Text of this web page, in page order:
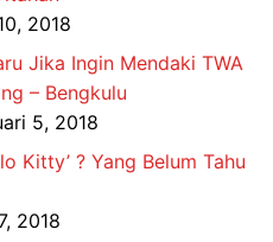
2018
Jika Ingin Mendaki TWA
– Bengkulu
5, 2018
Kitty’ ? Yang Belum Tahu
2018